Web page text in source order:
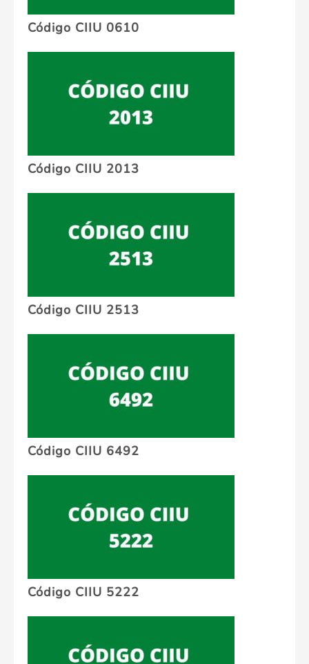
Código CIIU 0610
Código CIIU 2013
Código CIIU 2513
Código CIIU 6492
Código CIIU 5222